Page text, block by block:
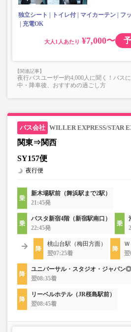
独立シート トイレ付 マイカーテン フ
充電OK
大人 ¥7,000〜
夜行バスユーザー約4,000人に聞く！バス
中・降車後、おすすめの過ごし方
WILLER EXPRESS/STAR
関東⇒関西
SY157便
夜行便
新木場駅前（舞浜駅まで2駅）
21:45発
バスタ新宿4階（新宿駅南口）
22:45発
桃山台駅（梅田方面）
翌07:25着
ユニバーサル・スタジオ・ジャパン◎
翌08:35着
リーベルホテル（JR桜島駅前）
翌08:45着